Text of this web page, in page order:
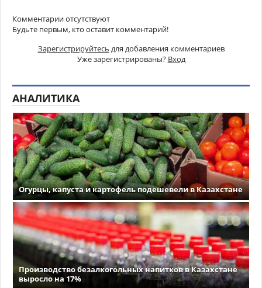
Комментарии отсутствуют
Будьте первым, кто оставит комментарий!
Зарегистрируйтесь для добавления комментариев
Уже зарегистрированы? Вход
АНАЛИТИКА
Огурцы, капуста и картофель подешевели в Казахстане
Производство безалкогольных напитков в Казахстане
выросло на 17%